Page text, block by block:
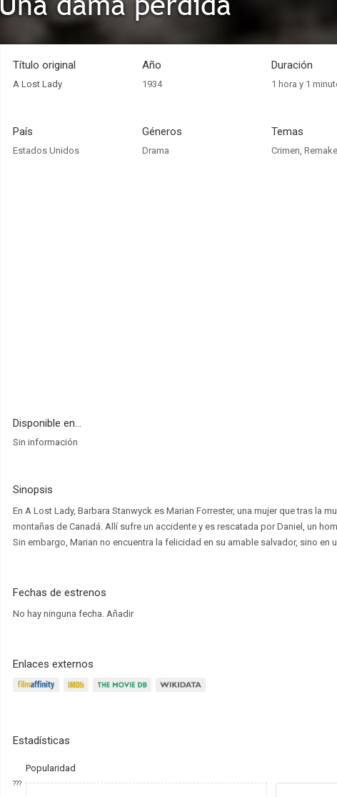
Título original
A Lost Lady
Año
1934
Duración
1 hora y 1
País
Estados Unidos
Géneros
Drama
Temas
Crimen, Remake
Disponible en...
Sin información
Sinopsis
En A Lost Lady, Barbara Stanwyck es Marian Forrester, una mujer que tras la
montañas de Canadá. Allí sufre un accidente y es rescatada por Daniel, un
Sin embargo, Marian no encuentra la felicidad en su amable salvador, sino en
Fechas de estrenos
No hay ninguna fecha. Añadir
Enlaces externos
Estadísticas
Popularidad
???